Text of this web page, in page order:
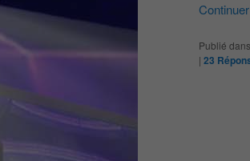
Publié dans
| 23